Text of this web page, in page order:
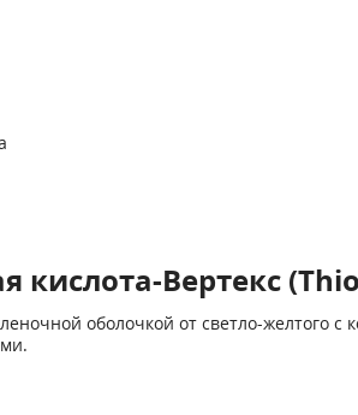
кислота-Вертекс
оболочкой от светло-желтого